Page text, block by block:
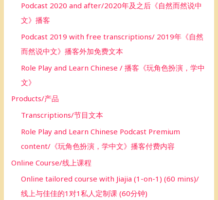
Podcast 2020 and after/2020年及之后《自然而然说中
文》播客
Podcast 2019 with free transcriptions/ 2019年《自然
而然说中文》播客外加免费文本
Role Play and Learn Chinese / 播客《玩角色扮演，学中
文》
Products/产品
Transcriptions/节目文本
Role Play and Learn Chinese Podcast Premium
content/《玩角色扮演，学中文》播客付费内容
Online Course/线上课程
Online tailored course with Jiajia (1-on-1) (60 mins)/
线上与佳佳的1对1私人定制课 (60分钟)